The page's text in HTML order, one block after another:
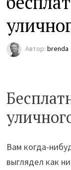
Автор:brenda
Вам когда-
выглядел как